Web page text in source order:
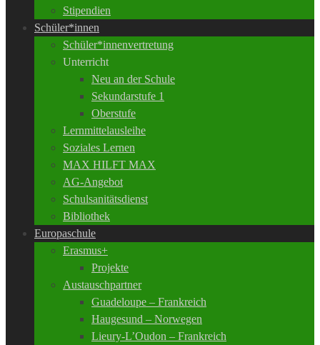
Stipendien
Schüler*innen
Schüler*innenvertretung
Unterricht
Neu an der Schule
Sekundarstufe 1
Oberstufe
Lernmittelausleihe
Soziales Lernen
MAX HILFT MAX
AG-Angebot
Schulsanitätsdienst
Bibliothek
Europaschule
Erasmus+
Projekte
Austauschpartner
Guadeloupe – Frankreich
Haugesund – Norwegen
Lieury-L’Oudon – Frankreich